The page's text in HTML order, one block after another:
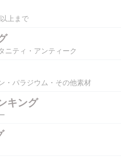
上まで
ニティ・アンティーク
・パラジウム・その他素材
キング